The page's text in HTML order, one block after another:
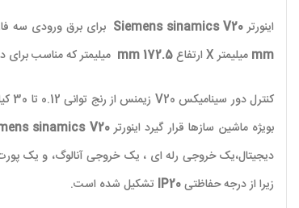
اینورتر Siemens sinamics V20 برای برق ورودی سه
mm میلیمترX ارتفاع172.5 mm​ میلیمتر که مناسب
کنترل دور سینامیکسV20
بویژه ماشین سازها قرار گیرد اینورترsinamics V20
دیجیتال،یک خروجی رله ای ، یک خروجی آنالوگ، و یک
زیرا از درجه حفاظتیIP20 تشکیل شده است.